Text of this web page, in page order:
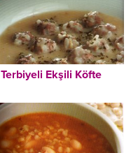
Terbiyeli Ekşili Köfte